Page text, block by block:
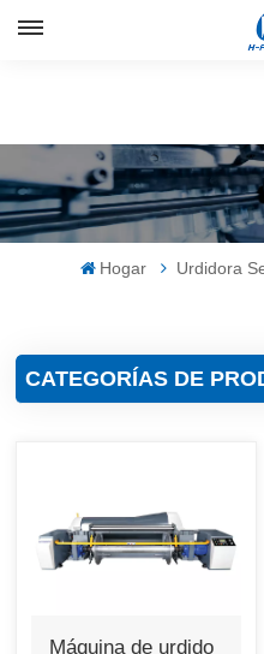
Русский
Español
Hogar Urdidora
CATEGORÍAS DE
Máquina de urdido